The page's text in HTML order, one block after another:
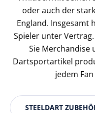
oder auch der
England. Insgesamt
Spieler unter
Sie Merchandise
Dartsportartikel
jedem
STEELDART